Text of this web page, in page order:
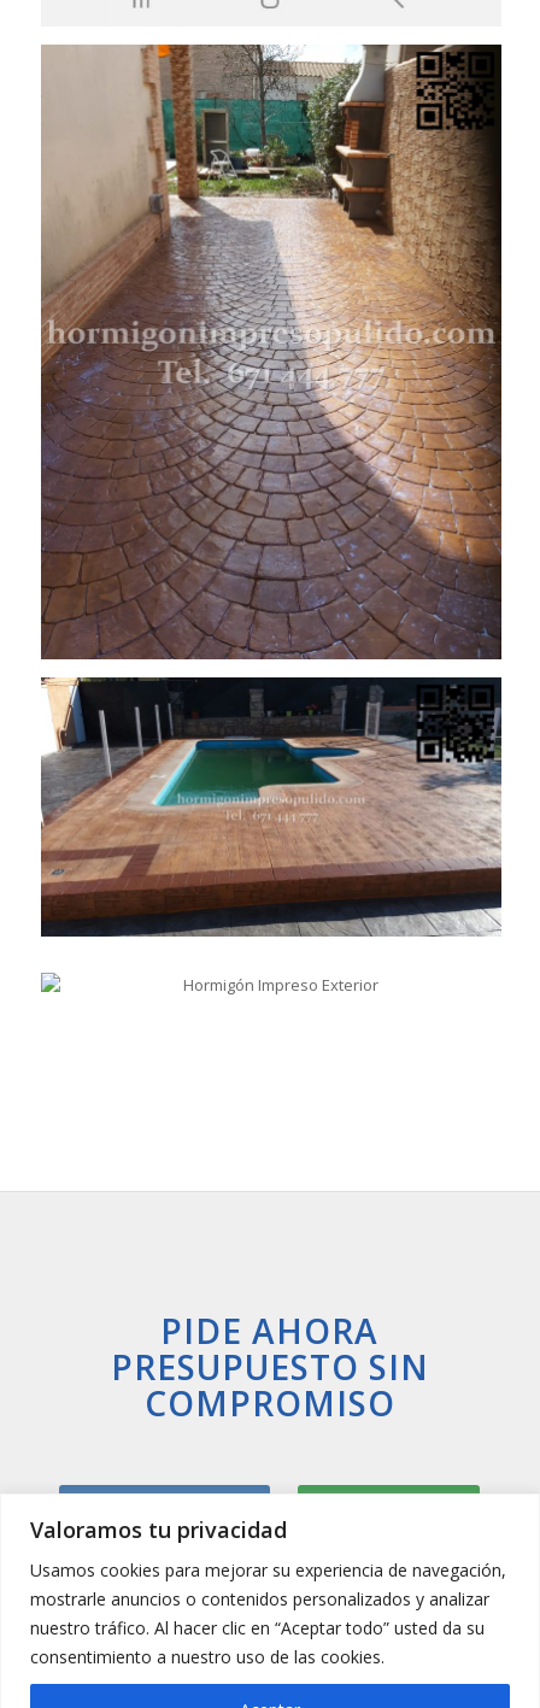
Valoramos tu privacidad
Usamos cookies para mejorar su experiencia de navegación,
mostrarle anuncios o contenidos personalizados y analizar
nuestro tráfico. Al hacer clic en “Aceptar todo” usted da su
consentimiento a nuestro uso de las cookies.
PIDE AHORA
PRESUPUESTO SIN
COMPROMISO